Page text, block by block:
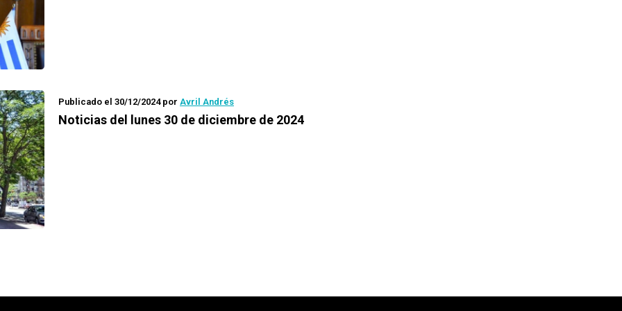
Publicado el 30/12/2024por Avril Andrés
Noticias del lunes 30 de diciembre de 2024